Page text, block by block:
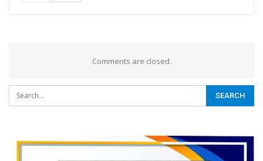
Comments are closed.